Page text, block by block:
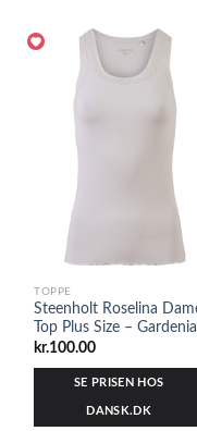
TOPPE
Steenholt Roselina
Top Plus Size – Gardenia
kr.100.00
SE PRISEN HOS
DANSK.DK